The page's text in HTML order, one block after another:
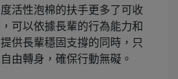
活性泡棉的扶手更多了可收
可以依據長輩的行為能力和
供長輩穩固支撐的同時，只
由轉身，確保行動無礙。